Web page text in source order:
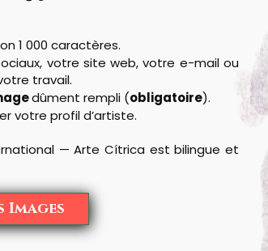
1 000 caractères.
votre site web, votre e-mail ou
travail.
dûment rempli (obligatoire).
votre profil d’artiste.
— Arte Cítrica est bilingue et